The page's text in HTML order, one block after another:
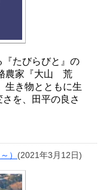
『たびらびと』の
農家『大山 荒
生き物とともに生
を、田平の良さ
） (2021年3月12日)